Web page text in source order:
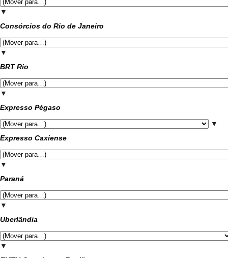
▼
Consórcios do Rio de Janeiro
▼
BRT Rio
▼
Expresso Pégaso
▼
Expresso Caxiense
▼
Paraná
▼
Uberlândia
▼